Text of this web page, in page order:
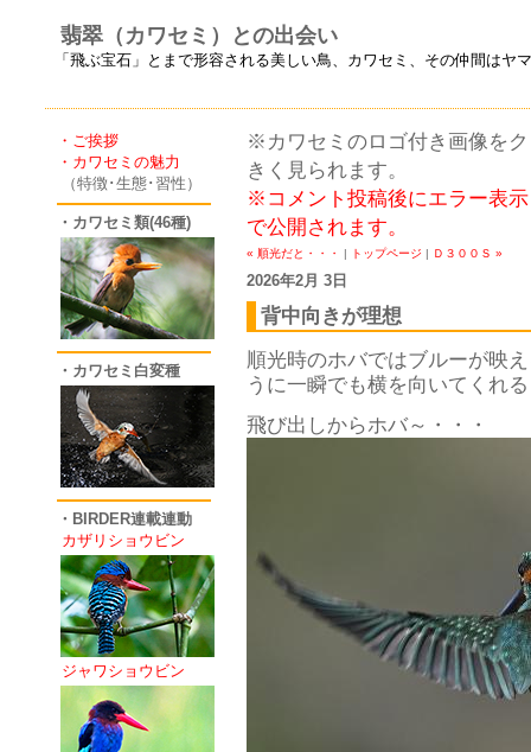
翡翠（カワセミ）との出会い
「飛ぶ宝石」とまで形容される美しい鳥、カワセミ、その仲間は
・ご挨拶
・カワセミの魅力
（特徴･生態･習性）
・カワセミ類(46種)
・カワセミ白変種
・BIRDER連載連動
カザリショウビン
ジャワショウビン
※カワセミのロゴ付き画像を
きく見られます。
※コメント投稿後にエラー表
で公開されます。
« 順光だと・・・ | トップページ | Ｄ３００Ｓ »
2026年2月 3日
背中向きが理想
順光時のホバではブルーが映
うに一瞬でも横を向いてくれ
飛び出しからホバ～・・・